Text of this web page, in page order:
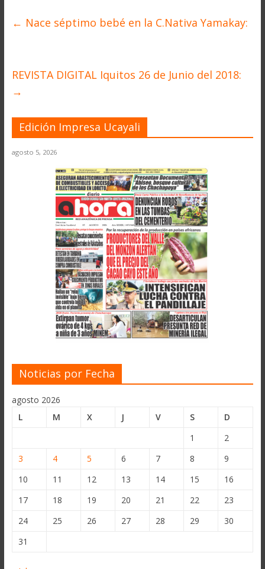
← Nace séptimo bebé en la C.Nativa Yamakay:
REVISTA DIGITAL Iquitos 26 de Junio del 2018:
→
Edición Impresa Ucayali
agosto 5, 2026
Noticias por Fecha
agosto 2026
L
M X J V S
D
1
2
3
4 5 6 7 8
9
10
11 12 13 14 15
16
17
18 19 20 21 22
23
24
25 26 27 28 29
30
31